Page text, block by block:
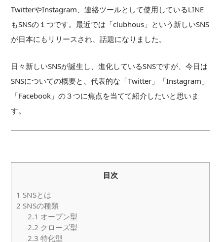
TwitterやInstagram、連絡ツールとして使用しているLINE
もSNSの１つです。最近では「clubhous」という新しいSNS
が日本にもリリースされ、話題になりました。
日々新しいSNSが誕生し、進化しているSNSですが、今日は
SNSについての概要と、代表的な「Twitter」「Instagram」
「Facebook」の３つに焦点を当てて紹介したいと思いま
す。
目次
1 SNSとは
2 SNSの種類
2.1 オープン型
2.2 クローズ型
2.3 特化型